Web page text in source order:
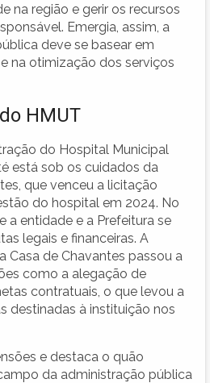
na região e gerir os recursos
Emergia, assim, a
deve se basear em
na otimização dos serviços
HMUT
do Hospital Municipal
está sob os cuidados da
que venceu a licitação
do hospital em 2024. No
a entidade e a Prefeitura se
legais e financeiras. A
Casa de Chavantes passou a
como a alegação de
contratuais, o que levou a
destinadas à instituição nos
e destaca o quão
da administração pública